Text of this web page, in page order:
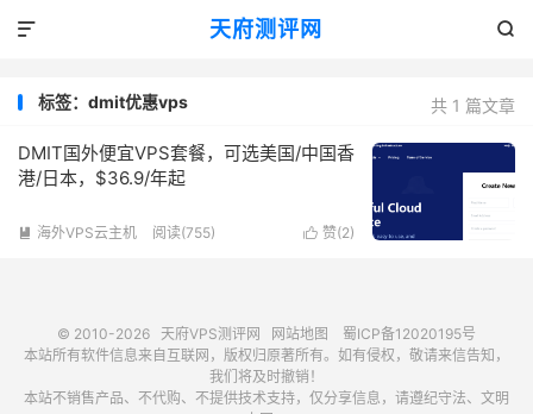
天府测评网 

共 1 篇文章
标签：dmit优惠vps
DMIT国外便宜VPS套餐，可选美国/中国香
港/日本，$36.9/年起
 赞(2)
 海外VPS云主机 阅读(755)
© 2010-2026 天府VPS测评网 网站地图
蜀ICP备12020195号
本站所有软件信息来自互联网，版权归原著所有。如有侵权，敬请来信告知，
我们将及时撤销！
本站不销售产品、不代购、不提供技术支持，仅分享信息，请遵纪守法、文明